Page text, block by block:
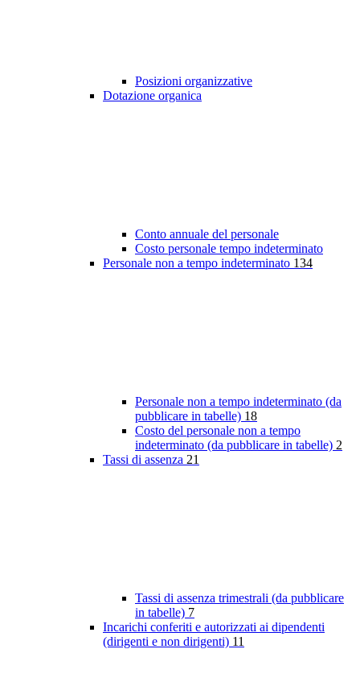
Posizioni organizzative
Dotazione organica
Conto annuale del personale
Costo personale tempo indeterminato
Personale non a tempo indeterminato 134
Personale non a tempo indeterminato (da
pubblicare in tabelle) 18
Costo del personale non a tempo
indeterminato (da pubblicare in tabelle) 2
Tassi di assenza 21
Tassi di assenza trimestrali (da pubblicare
in tabelle) 7
Incarichi conferiti e autorizzati ai dipendenti
(dirigenti e non dirigenti) 11